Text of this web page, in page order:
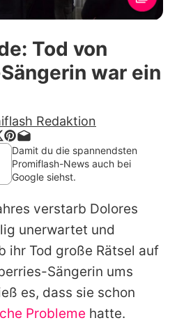
Exklusiv
auf Promiflash
Team
Richtlinien
verwalten
Tod von
war ein
Redaktion
Damit du die spannendsten
Promiflash-News auch bei
Google siehst.
verstarb Dolores
unerwartet und
ihr Tod große Rätsel auf
-Sängerin ums
es, dass sie schon
Probleme hatte.